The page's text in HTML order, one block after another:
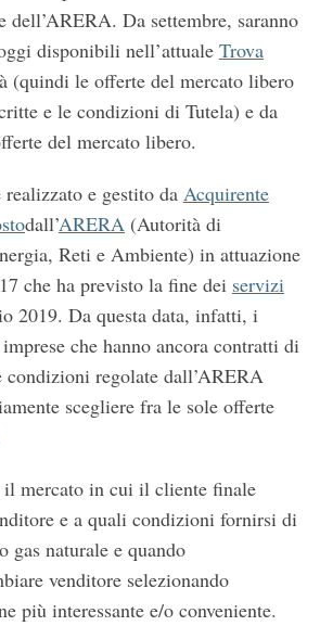
dell’ARERA. Da settembre, saranno
disponibili nell’attuale Trova
(quindi le offerte del mercato libero
e le condizioni di Tutela) e da
del mercato libero.
e gestito da Acquirente
dall’ARERA(Autorità di
Reti e Ambiente) in attuazione
che ha previsto la fine dei servizi
2019. Da questa data, infatti, i
che hanno ancora contratti di
regolate dall’ARERA
scegliere fra le sole offerte
mercato in cui il cliente finale
e a quali condizioni fornirsi di
gas naturale e quando
venditore selezionando
più interessante e/o conveniente.